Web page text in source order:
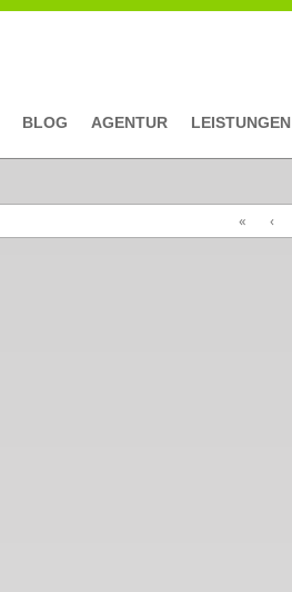
BLOG AGENTUR LEISTUNGEN
« ‹